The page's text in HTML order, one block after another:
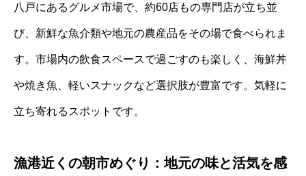
八戸にあるグルメ市場で、約60店もの専門店が立ち並
び、新鮮な魚介類や地元の農産品をその場で食べられま
す。市場内の飲食スペースで過ごすのも楽しく、海鮮丼
や焼き魚、軽いスナックなど選択肢が豊富です。気軽に
立ち寄れるスポットです。
漁港近くの朝市めぐり：地元の味と活気を感